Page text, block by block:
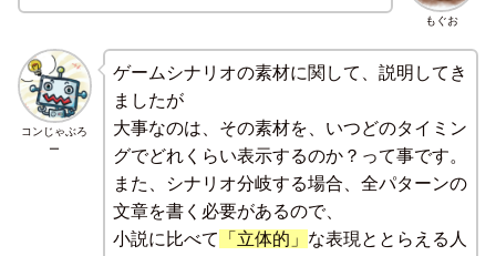
もぐお
コンじゃぶろ
ー
ゲームシナリオの素材に関して、説明してき
ましたが
大事なのは、その素材を、いつどのタイミン
グでどれくらい表示するのか？って事です。
また、シナリオ分岐する場合、全パターンの
文章を書く必要があるので、
小説に比べて 「立体的」 な表現ととらえる人